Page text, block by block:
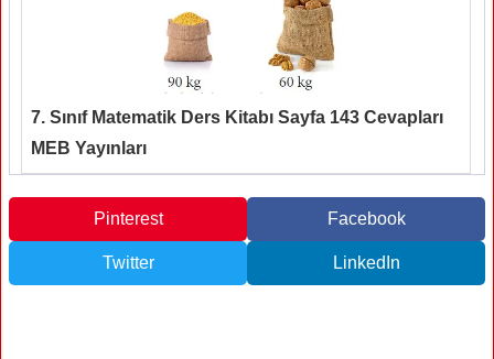
7. Sınıf Matematik Ders Kitabı Sayfa 143 Cevapları
MEB Yayınları
Pinterest Facebook
Twitter LinkedIn